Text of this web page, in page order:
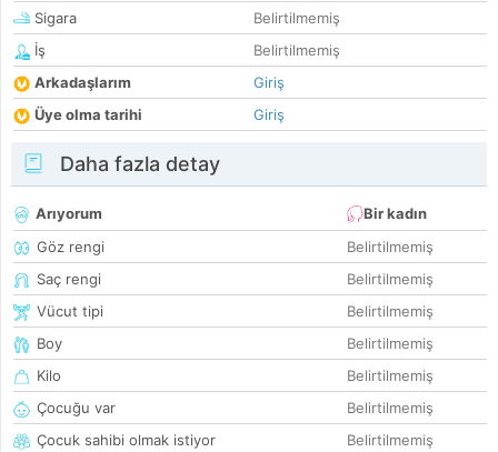
Sigara
Belirtilmemiş
İş
Belirtilmemiş
Arkadaşlarım
Giriş
Üye olma tarihi
Giriş
Daha fazla detay
Arıyorum
Bir kadın
Göz rengi
Belirtilmemiş
Saç rengi
Belirtilmemiş
Vücut tipi
Belirtilmemiş
Boy
Belirtilmemiş
Kilo
Belirtilmemiş
Çocuğu var
Belirtilmemiş
Çocuk sahibi olmak istiyor
Belirtilmemiş